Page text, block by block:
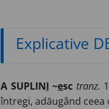
Explicative
A SUPLINI ~esc tranz.
întregi, adăugând